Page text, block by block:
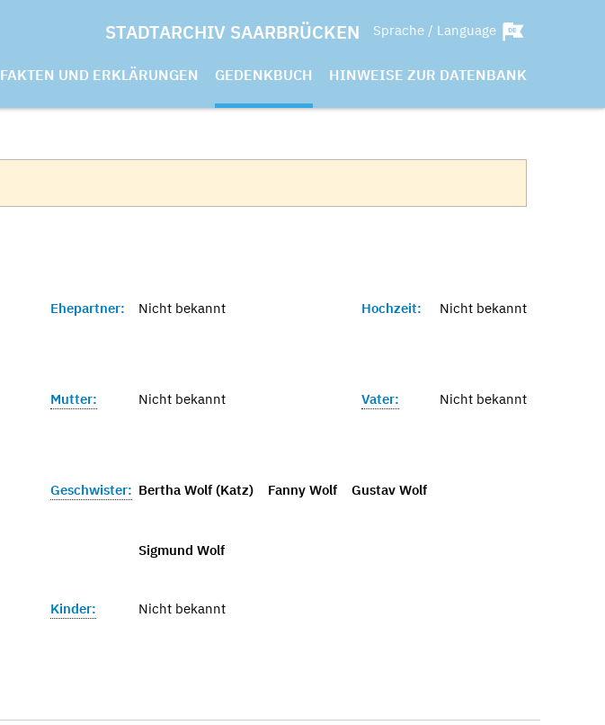
STADTARCHIV SAARBRÜCKEN Sprache / Language
FAKTEN UND ERKLÄRUNGEN GEDENKBUCH HINWEISE ZUR DATENBANK
Ehepartner: Nicht bekannt Hochzeit: Nicht bekannt
Mutter: Nicht bekannt Vater: Nicht bekannt
Geschwister: Bertha Wolf (Katz) Fanny Wolf Gustav Wolf
Sigmund Wolf
Kinder: Nicht bekannt